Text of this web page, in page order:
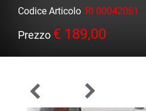
Codice Articolo RI 00042061
Prezzo € 189,00